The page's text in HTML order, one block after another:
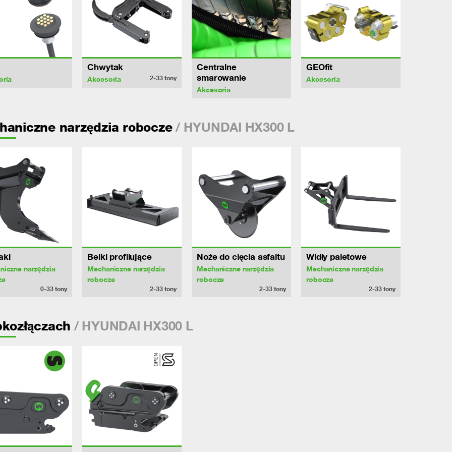
Chwytak
Akcesoria 2-33tony
Centralne
smarowanie
Akcesoria
GEOfit
Akcesoria
narzędzia robocze/ HYUNDAI HX300 L
narzędzia
0-33tony
Belki profilujące
Mechaniczne narzędzia
robocze
2-33tony
Noże do cięcia asfaltu
Mechaniczne narzędzia
robocze
2-33tony
Widły paletowe
Mechaniczne narzędzia
robocze
2-33 tony
/ HYUNDAI HX300 L